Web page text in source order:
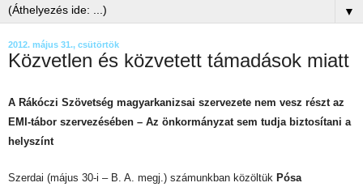
▼
2012. május 31., csütörtök
Közvetlen és közvetett támadások miatt
A Rákóczi Szövetség magyarkanizsai szervezete nem vesz részt az
EMI-tábor szervezésében – Az önkormányzat sem tudja biztosítani a
helyszínt
Szerdai (május 30-i – B. A. megj.) számunkban közöltük Pósa